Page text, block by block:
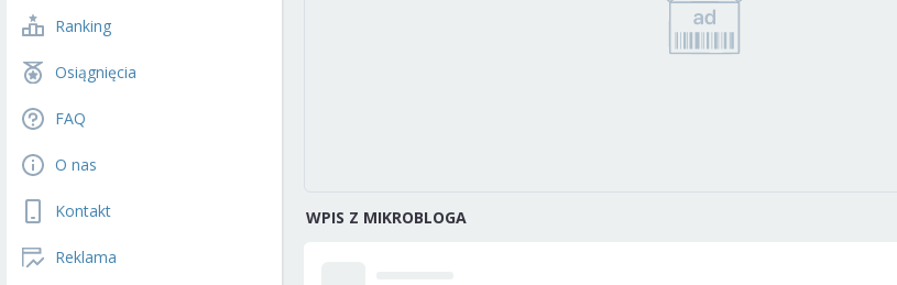
Ranking
Osiągnięcia
FAQ
O nas
Kontakt
Reklama
WPIS Z MIKROBLOGA